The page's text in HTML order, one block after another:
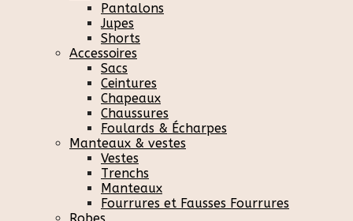
Pantalons
Jupes
Shorts
Accessoires
Sacs
Ceintures
Chapeaux
Chaussures
Foulards & Écharpes
Manteaux & vestes
Vestes
Trenchs
Manteaux
Fourrures et Fausses Fourrures